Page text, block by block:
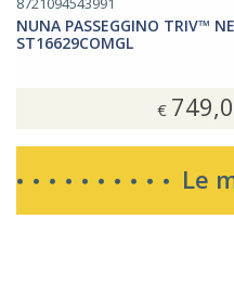
NUNA PASSEGGINO TRIV™
ST16629COMGL
€
Le